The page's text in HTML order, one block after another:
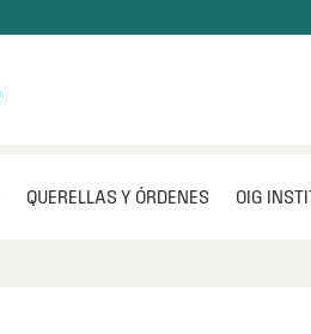
QUERELLAS Y ÓRDENES OIG